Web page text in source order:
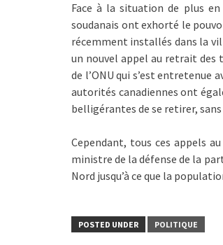
Face à la situation de plus
soudanais ont exhorté le
récemment installés dans la
un nouvel appel au retrait des
de l’ONU qui s’est entretenue
autorités canadiennes ont
belligérantes de se retirer,
Cependant, tous ces appels
ministre de la défense de la
Nord jusqu’à ce que la
POSTED UNDER POLITIQUE